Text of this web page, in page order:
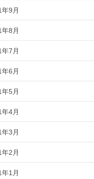
9月
8月
7月
6月
5月
4月
3月
2月
1月